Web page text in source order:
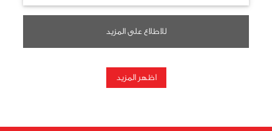
للاطلاع على المزيد
اظهر المزيد